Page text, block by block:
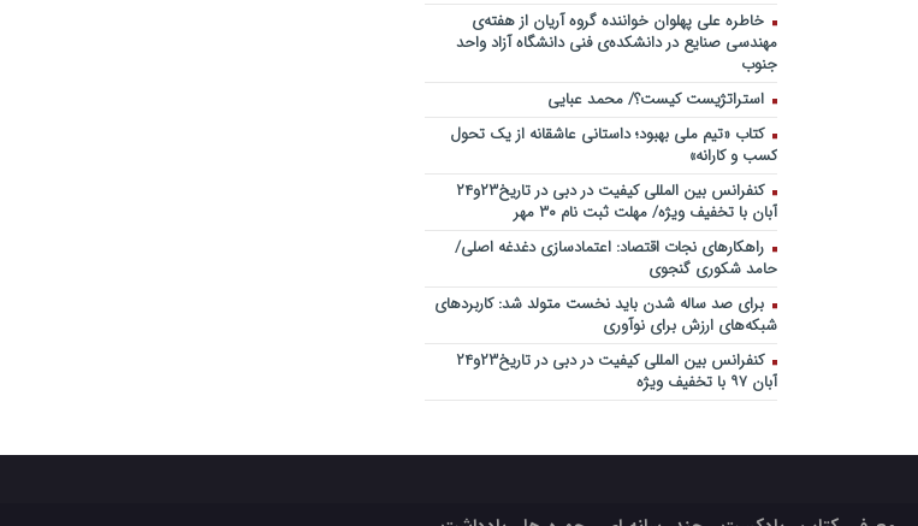
خاطره علی پهلوان خواننده گروه آریان از هفته‌ی
مهندسی صنایع در دانشکده‌ی فنی دانشگاه آزاد واحد
جنوب
استراتژیست کیست؟‬/ محمد عبایی
کتاب «تیم ملی بهبود؛ داستانی عاشقانه از یک تحول
کسب و کارانه»
کنفرانس بین المللی کیفیت در دبی در تاریخ۲۳و۲۴
آبان با تخفیف ویژه/ مهلت ثبت نام ۳۰ مهر
راهکارهای نجات اقتصاد: اعتمادسازی دغدغه اصلی/
حامد شکوری گنجوی
برای صد ساله شدن باید نخست متولد شد: کاربردهای
شبکه‌های ارزش برای نوآوری
کنفرانس بین المللی کیفیت در دبی در تاریخ۲۳و۲۴
آبان ۹۷ با تخفیف ویژه